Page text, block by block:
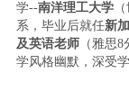
学--南洋理工大学
系，毕业后就任新
及英语老师 （雅思
学风格幽默，深受学